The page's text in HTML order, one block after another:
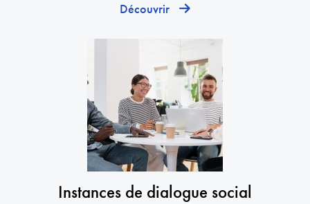
Découvrir
Instances de dialogue social